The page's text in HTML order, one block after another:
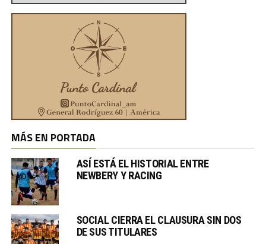
MÁS EN PORTADA
ASÍ ESTÁ EL HISTORIAL ENTRE
NEWBERY Y RACING
SOCIAL CIERRA EL CLAUSURA SIN DOS
DE SUS TITULARES